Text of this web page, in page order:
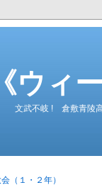
《ウィ
文武不岐 ! 倉敷青陵
（１・２年）